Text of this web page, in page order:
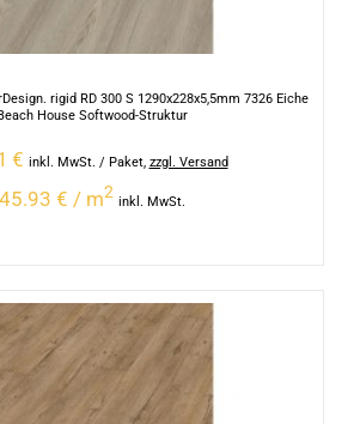
rigid RD 300 S 1290x228x5,5mm 7326 Eiche
House Softwood-Struktur
€ inkl. MwSt. / Paket, zzgl. Versand
45.93 € / m2
inkl. MwSt.